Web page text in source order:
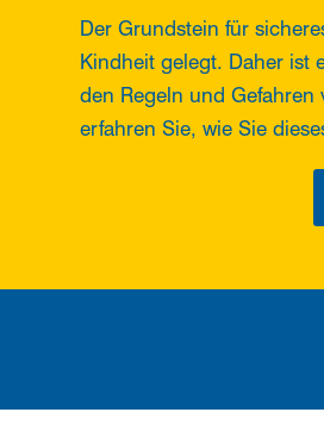
Der Grundstein für
Kindheit gelegt. Daher ist
den Regeln und
erfahren Sie, wie Sie